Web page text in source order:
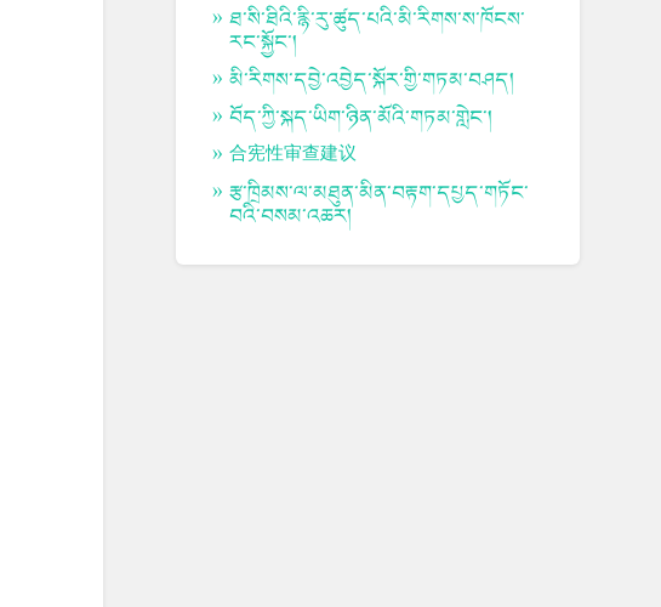
ཐ་སི་ཐིའི་རྙི་རུ་ཚུད་པའི་མི་རིགས་ས་ཁོངས་
རང་སྐྱོང་།
མི་རིགས་དབྱེ་འབྱེད་སྐོར་གྱི་གཏམ་བཤད།
བོད་ཀྱི་སྐད་ཡིག་ཉིན་མོའི་གཏམ་གླེང་།
合宪性审查建议
རྩ་ཁྲིམས་ལ་མཐུན་མིན་བརྟག་དཔྱད་གཏོང་
བའི་བསམ་འཆར།